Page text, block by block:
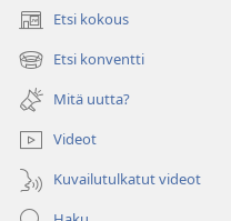
Etsi kokous
(avaa
uuden
ikkunan)
Etsi konventti
(avaa
uuden
ikkunan)
Mitä uutta?
Videot
Kuvailutulkatut videot